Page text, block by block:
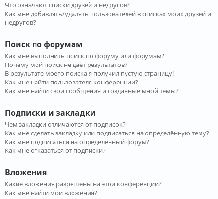
Что означают списки друзей и недругов?
Как мне добавлять/удалять пользователей в списках моих друзей и
недругов?
Поиск по форумам
Как мне выполнить поиск по форуму или форумам?
Почему мой поиск не даёт результатов?
В результате моего поиска я получил пустую страницу!
Как мне найти пользователя конференции?
Как мне найти свои сообщения и созданные мной темы?
Подписки и закладки
Чем закладки отличаются от подписок?
Как мне сделать закладку или подписаться на определённую тему?
Как мне подписаться на определённый форум?
Как мне отказаться от подписки?
Вложения
Какие вложения разрешены на этой конференции?
Как мне найти мои вложения?